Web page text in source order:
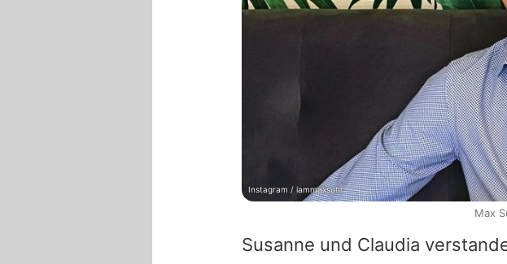
Susanne und Claudia
Instagram / iammaxsuhr
Max